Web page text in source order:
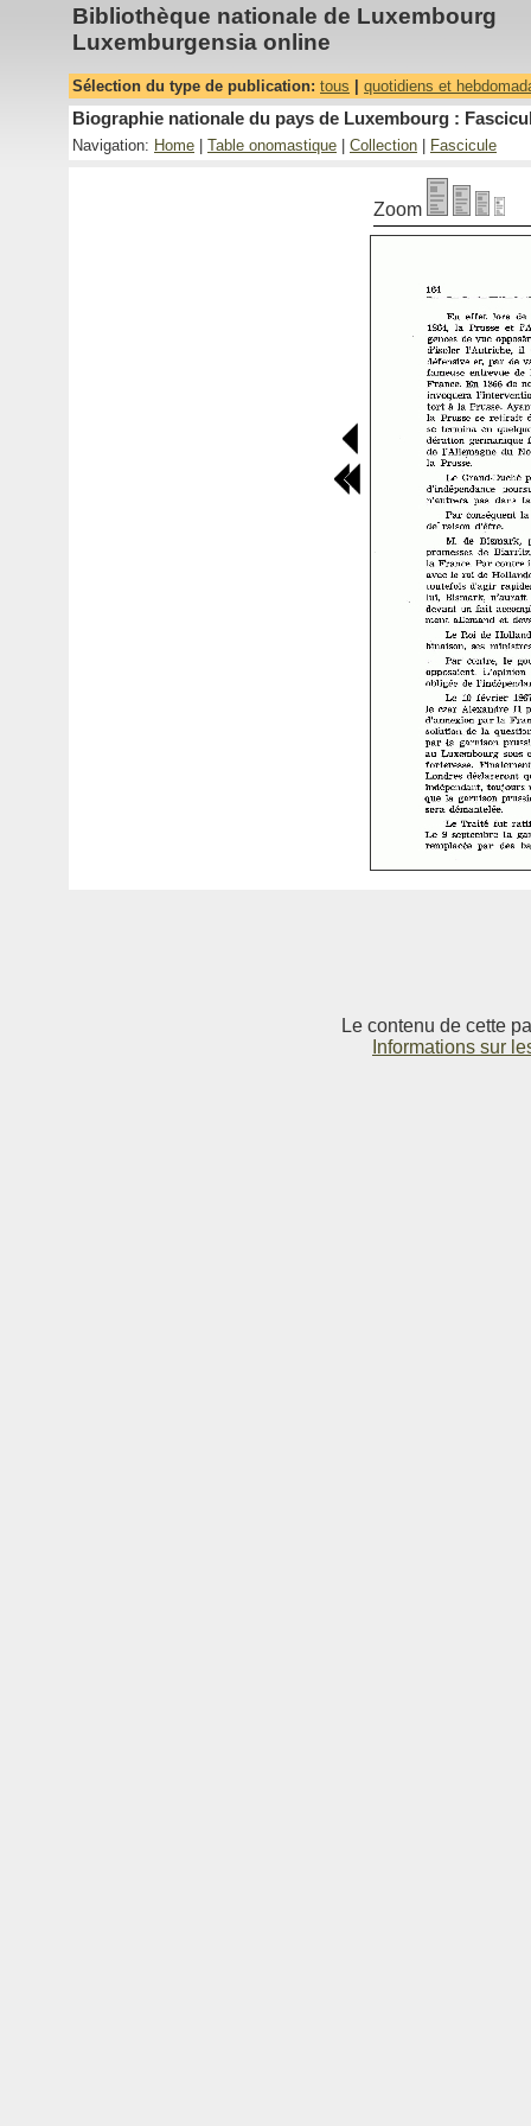
Bibliothèque nationale de Luxembourg
Luxemburgensia online
Sélection du type de publication: tous quotidiens et
Biographie nationale du pays de Luxembourg :
Navigation: Home Table onomastique Collection Fascicule
Zoom
Le contenu de cette
Informations sur